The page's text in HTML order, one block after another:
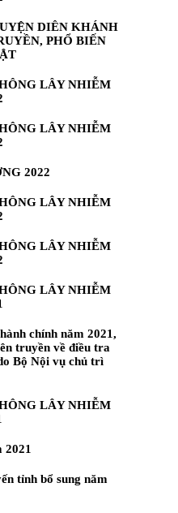
DIÊN KHÁNH
PHỔ BIẾN
LÂY NHIỄM
LÂY NHIỄM
2022
LÂY NHIỄM
LÂY NHIỄM
LÂY NHIỄM
chính năm 2021,
truyền về điều tra
Bộ Nội vụ chủ trì
LÂY NHIỄM
2021
tỉnh bổ sung năm